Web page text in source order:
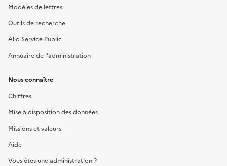
Modèles de lettres
Outils de recherche
Allo Service Public
Annuaire de l'administration
Nous connaître
Chiffres
Mise à disposition des données
Missions et valeurs
Aide
Vous êtes une administration ?